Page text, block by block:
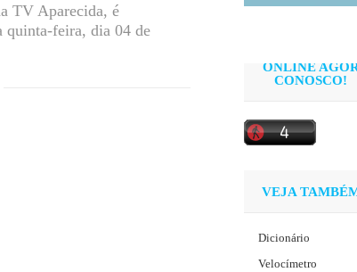
TV Aparecida, é
quinta-feira, dia 04 de
ONLINE
CONOSCO!
VEJA
Dicionário
Velocímetro